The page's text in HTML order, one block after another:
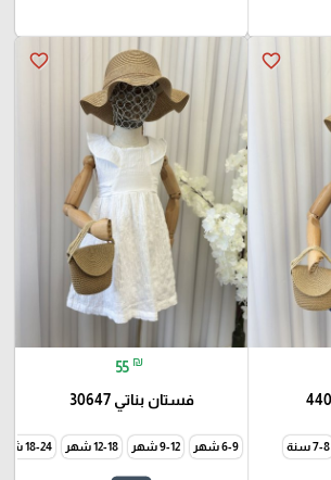
favorite_border
7-8 سنة
favorite_border
55 ₪
فستان بناتي 30647
6-9 شهر 9-12 شهر 12-18 شهر 18-24 شهر